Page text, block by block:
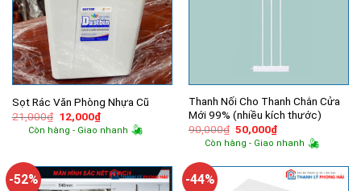
Sọt Rác Văn Phòng Nhựa Cũ
21,000₫ Giá
gốc
là:
12,000₫Giá
hiện
tại
Còn hàng - Giao nhanh
Thanh Nối Cho Thanh Chắn Cửa
Mới 99% (nhiều kích thước)
90,000₫ Giá
gốc
là:
50,000₫Giá
hiện
tại
50,000₫.
Còn hàng - Giao nhanh
-52% -44%